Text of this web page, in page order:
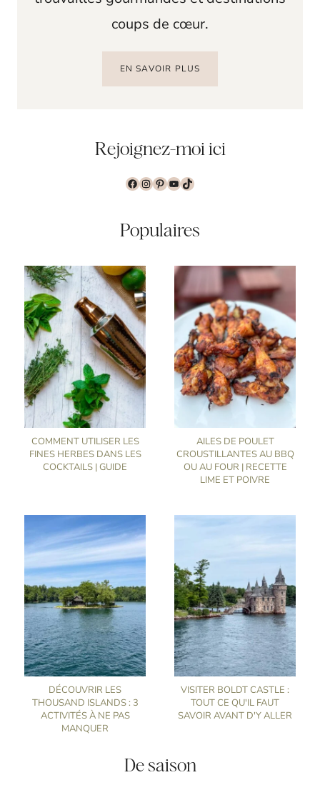
coups de cœur.
EN SAVOIR PLUS
Rejoignez-moi ici
Facebook InstagramPinterest YouTubeTikTok
Populaires
COMMENT UTILISER LES
FINES HERBES DANS LES
COCKTAILS | GUIDE
AILES DE POULET
CROUSTILLANTES AU BBQ
OU AU FOUR | RECETTE
LIME ET POIVRE
DÉCOUVRIR LES
THOUSAND ISLANDS : 3
ACTIVITÉS À NE PAS
MANQUER
VISITER BOLDT CASTLE :
TOUT CE QU'IL FAUT
SAVOIR AVANT D'Y ALLER
De saison